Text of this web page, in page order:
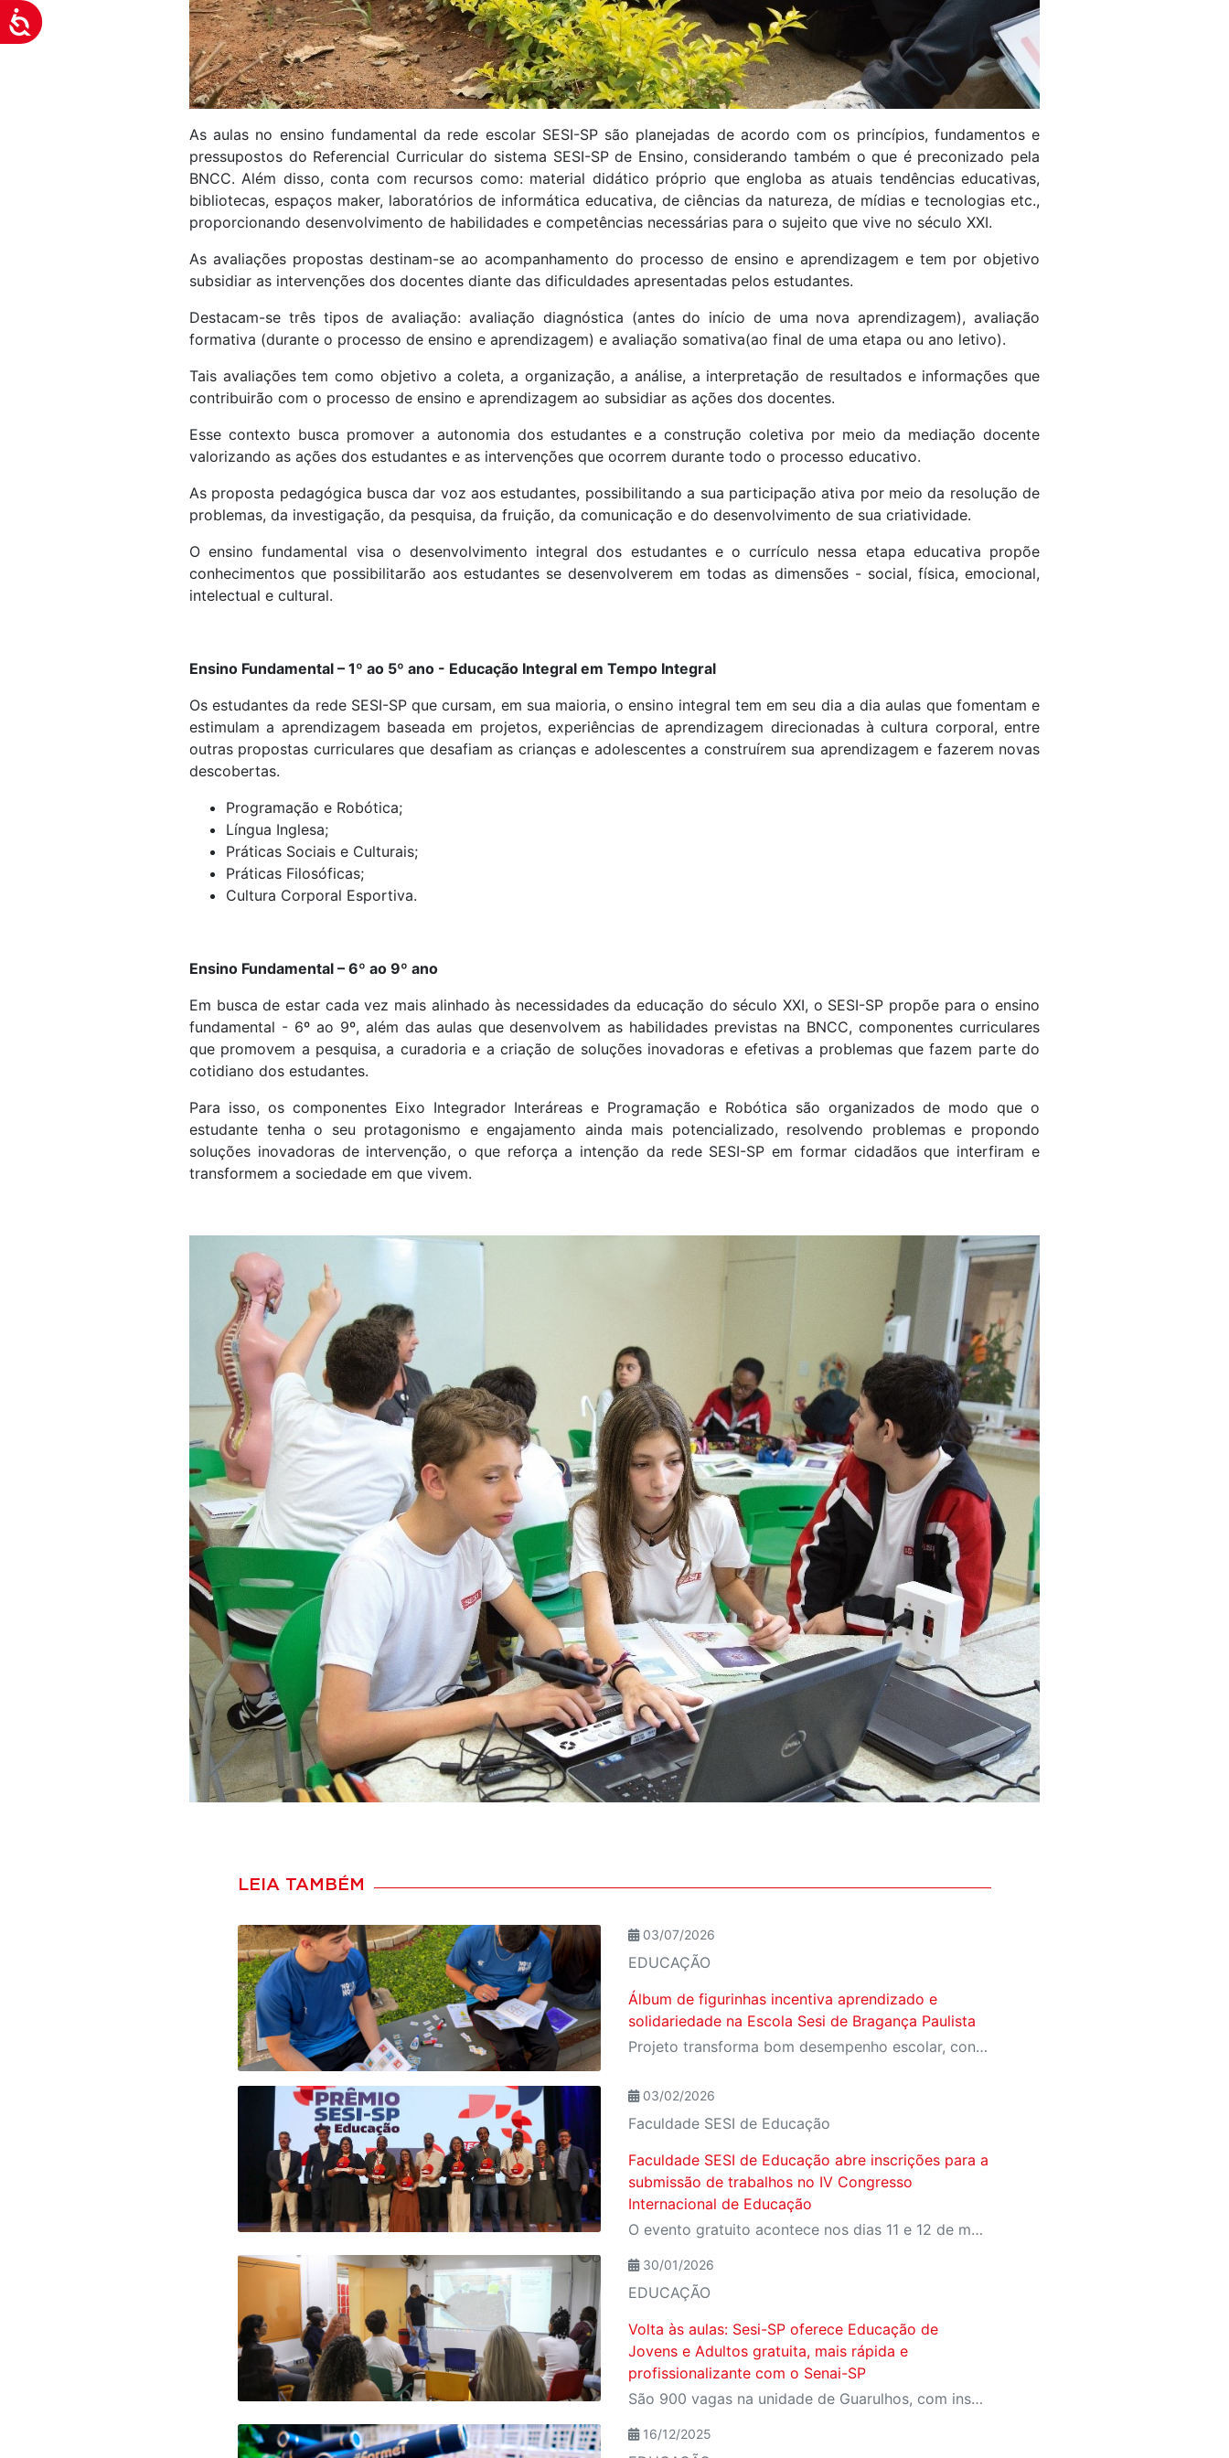
Acessibilidade
As aulas no ensino fundamental da rede escolar SESI-SP são planejadas de acordo com os princípios, fundamentos e
pressupostos do Referencial Curricular do sistema SESI-SP de Ensino, considerando também o que é preconizado pela
BNCC. Além disso, conta com recursos como: material didático próprio que engloba as atuais tendências educativas,
bibliotecas, espaços maker, laboratórios de informática educativa, de ciências da natureza, de mídias e tecnologias etc.,
proporcionando desenvolvimento de habilidades e competências necessárias para o sujeito que vive no século XXI.
As avaliações propostas destinam-se ao acompanhamento do processo de ensino e aprendizagem e tem por objetivo
subsidiar as intervenções dos docentes diante das dificuldades apresentadas pelos estudantes.
Destacam-se três tipos de avaliação: avaliação diagnóstica (antes do início de uma nova aprendizagem), avaliação
formativa (durante o processo de ensino e aprendizagem) e avaliação somativa(ao final de uma etapa ou ano letivo).
Tais avaliações tem como objetivo a coleta, a organização, a análise, a interpretação de resultados e informações que
contribuirão com o processo de ensino e aprendizagem ao subsidiar as ações dos docentes.
Esse contexto busca promover a autonomia dos estudantes e a construção coletiva por meio da mediação docente
valorizando as ações dos estudantes e as intervenções que ocorrem durante todo o processo educativo.
As proposta pedagógica busca dar voz aos estudantes, possibilitando a sua participação ativa por meio da resolução de
problemas, da investigação, da pesquisa, da fruição, da comunicação e do desenvolvimento de sua criatividade.
O ensino fundamental visa o desenvolvimento integral dos estudantes e o currículo nessa etapa educativa propõe
conhecimentos que possibilitarão aos estudantes se desenvolverem em todas as dimensões - social, física, emocional,
intelectual e cultural.
Ensino Fundamental – 1º ao 5º ano - Educação Integral em Tempo Integral
Os estudantes da rede SESI-SP que cursam, em sua maioria, o ensino integral tem em seu dia a dia aulas que fomentam e
estimulam a aprendizagem baseada em projetos, experiências de aprendizagem direcionadas à cultura corporal, entre
outras propostas curriculares que desafiam as crianças e adolescentes a construírem sua aprendizagem e fazerem novas
descobertas.
Programação e Robótica;
Língua Inglesa;
Práticas Sociais e Culturais;
Práticas Filosóficas;
Cultura Corporal Esportiva.
Ensino Fundamental – 6º ao 9º ano
Em busca de estar cada vez mais alinhado às necessidades da educação do século XXI, o SESI-SP propõe para o ensino
fundamental - 6º ao 9º, além das aulas que desenvolvem as habilidades previstas na BNCC, componentes curriculares
que promovem a pesquisa, a curadoria e a criação de soluções inovadoras e efetivas a problemas que fazem parte do
cotidiano dos estudantes.
Para isso, os componentes Eixo Integrador Interáreas e Programação e Robótica são organizados de modo que o
estudante tenha o seu protagonismo e engajamento ainda mais potencializado, resolvendo problemas e propondo
soluções inovadoras de intervenção, o que reforça a intenção da rede SESI-SP em formar cidadãos que interfiram e
transformem a sociedade em que vivem.
LEIA TAMBÉM
03/07/2026
EDUCAÇÃO
Álbum de figurinhas incentiva aprendizado e
solidariedade na Escola Sesi de Bragança Paulista
Projeto transforma bom desempenho escolar, convivência e ações solidárias em coleções que engajam alunos e fortalecem valores dentro e fora da sala de aula.
03/02/2026
Faculdade SESI de Educação
Faculdade SESI de Educação abre inscrições para a
submissão de trabalhos no IV Congresso
Internacional de Educação
O evento gratuito acontece nos dias 11 e 12 de maio e reunirá especialistas em torno do tema “Educação que Transforma”. As vagas para participação presencial são limitadas, e a submissão de trabalhos pode ser feita até 31 de março
30/01/2026
EDUCAÇÃO
Volta às aulas: Sesi-SP oferece Educação de
Jovens e Adultos gratuita, mais rápida e
profissionalizante com o Senai-SP
São 900 vagas na unidade de Guarulhos, com inscrições abertas até 8 de fevereiro no site do SESI-SP. As aulas iniciam em 9 de fevereiro.
16/12/2025